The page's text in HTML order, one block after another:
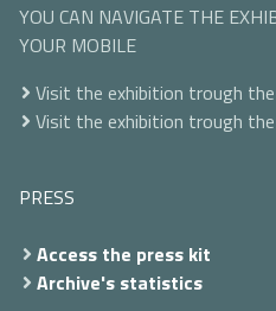
YOU CAN NAVIGATE THE
YOUR MOBILE
Visit the exhibition trough the
Visit the exhibition trough
PRESS
Access the press kit
Archive's statistics